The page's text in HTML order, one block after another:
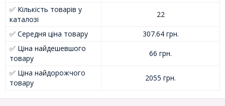
✅ Кількість товарів у
каталозі
22
✅ Середня ціна товару
307.64 грн.
✅ Ціна найдешевшого
товару
66 грн.
✅ Ціна найдорожчого
товару
2055 грн.